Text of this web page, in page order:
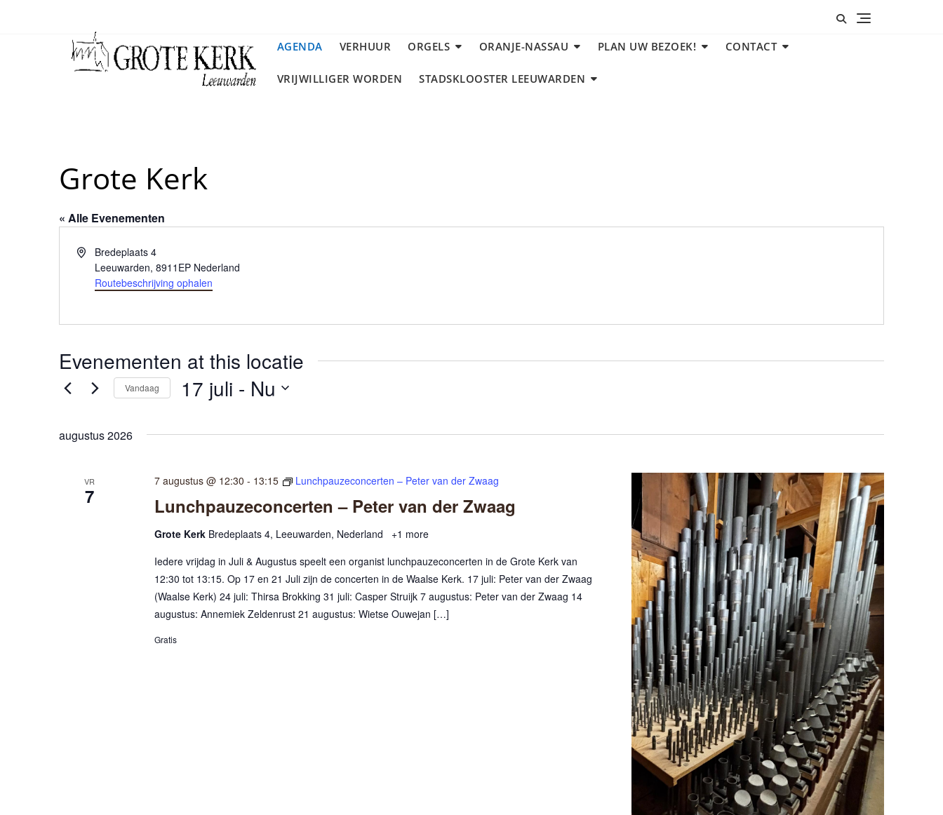
AGENDA VERHUUR ORGELS ORANJE-NASSAU PLAN UW BEZOEK! CONTACT
VRIJWILLIGER WORDEN STADSKLOOSTER LEEUWARDEN
Grote Kerk
« Alle Evenementen
A
Bredeplaats 4
Leeuwarden, 8911EP Nederland
Routebeschrijving ophalen
Evenementen at this locatie
Vandaag 17 juli - Nu
c
e
e
e
e
n
d
augustus 2026
VR
7 Lunchpauzeconcerten – Peter van der Zwaag
7 augustus @ 12:30 - 13:15 Lunchpauzeconcerten – Peter van der Zwaag
Grote Kerk Bredeplaats 4, Leeuwarden, Nederland
+1 more
Iedere vrijdag in Juli & Augustus speelt een organist lunchpauzeconcerten in de Grote Kerk van
12:30 tot 13:15. Op 17 en 21 Juli zijn de concerten in de Waalse Kerk. 17 juli: Peter van der Zwaag
(Waalse Kerk) 24 juli: Thirsa Brokking 31 juli: Casper Struijk 7 augustus: Peter van der Zwaag 14
augustus: Annemiek Zeldenrust 21 augustus: Wietse Ouwejan […]
Gratis